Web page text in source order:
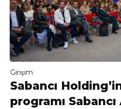
Girişim
Sabancı
programı Sabancı